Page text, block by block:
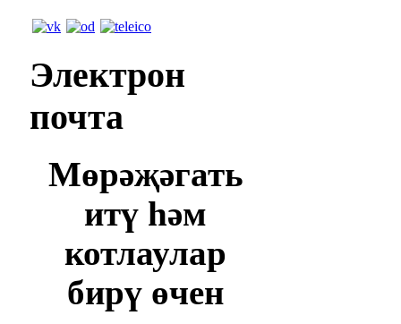
Электрон
почта
Мөрәҗәгать
итү һәм
котлаулар
бирү өчен